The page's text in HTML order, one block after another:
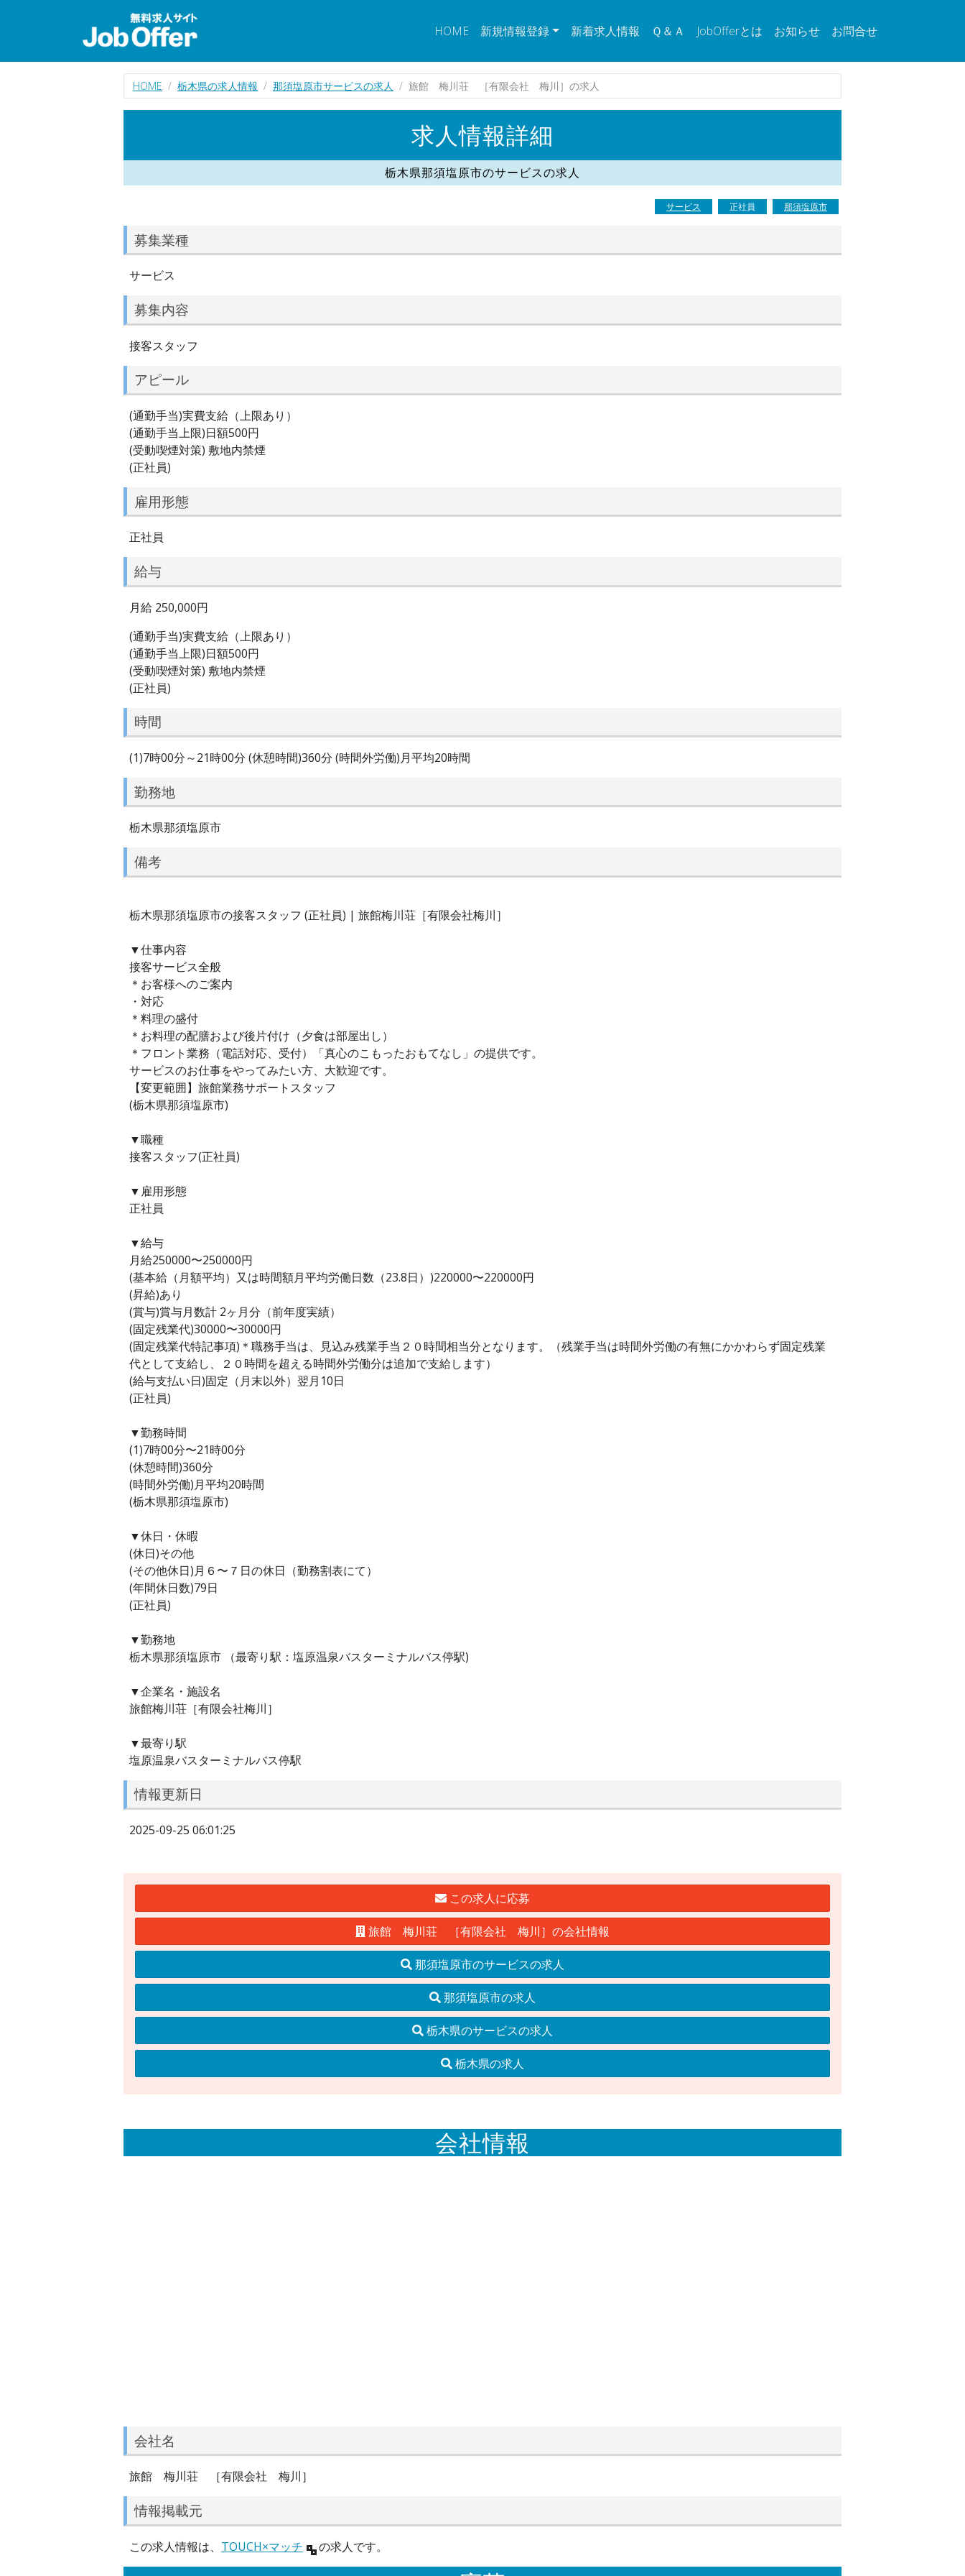
HOME 新規情報登録 新着求人情報 Ｑ＆Ａ JobOfferとは お知らせ お問合せ
HOME 栃木県の求人情報 那須塩原市サービスの求人 旅館 梅川荘 ［有限会社 梅川］の求人
求人情報詳細
栃木県那須塩原市のサービスの求人
サービス 正社員 那須塩原市
募集業種
サービス
募集内容
接客スタッフ
アピール
(通勤手当)実費支給（上限あり）
(通勤手当上限)日額500円
(受動喫煙対策) 敷地内禁煙
(正社員)
雇用形態
正社員
給与
月給 250,000円
(通勤手当)実費支給（上限あり）
(通勤手当上限)日額500円
(受動喫煙対策) 敷地内禁煙
(正社員)
時間
(1)7時00分～21時00分 (休憩時間)360分 (時間外労働)月平均20時間
勤務地
栃木県那須塩原市
備考
栃木県那須塩原市の接客スタッフ (正社員) | 旅館梅川荘［有限会社梅川］
▼仕事内容
接客サービス全般
＊お客様へのご案内
・対応
＊料理の盛付
＊お料理の配膳および後片付け（夕食は部屋出し）
＊フロント業務（電話対応、受付）「真心のこもったおもてなし」の提供です。
サービスのお仕事をやってみたい方、大歓迎です。
【変更範囲】旅館業務サポートスタッフ
(栃木県那須塩原市)
▼職種
接客スタッフ(正社員)
▼雇用形態
正社員
▼給与
月給250000〜250000円
(基本給（月額平均）又は時間額月平均労働日数（23.8日）)220000〜220000円
(昇給)あり
(賞与)賞与月数計 2ヶ月分（前年度実績）
(固定残業代)30000〜30000円
(固定残業代特記事項)＊職務手当は、見込み残業手当２０時間相当分となります。（残業手当は時間外労働の有無にかかわらず固定残業
代として支給し、２０時間を超える時間外労働分は追加で支給します）
(給与支払い日)固定（月末以外）翌月10日
(正社員)
▼勤務時間
(1)7時00分〜21時00分
(休憩時間)360分
(時間外労働)月平均20時間
(栃木県那須塩原市)
▼休日・休暇
(休日)その他
(その他休日)月６〜７日の休日（勤務割表にて）
(年間休日数)79日
(正社員)
▼勤務地
栃木県那須塩原市 （最寄り駅：塩原温泉バスターミナルバス停駅)
▼企業名・施設名
旅館梅川荘［有限会社梅川］
▼最寄り駅
塩原温泉バスターミナルバス停駅
情報更新日
2025-09-25 06:01:25
この求人に応募
旅館 梅川荘 ［有限会社 梅川］の会社情報
那須塩原市のサービスの求人
那須塩原市の求人
栃木県のサービスの求人
栃木県の求人
会社情報
会社名
旅館 梅川荘 ［有限会社 梅川］
情報掲載元
この求人情報は、 TOUCH×マッチ の求人です。